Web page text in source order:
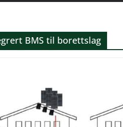
BMS til borettslag